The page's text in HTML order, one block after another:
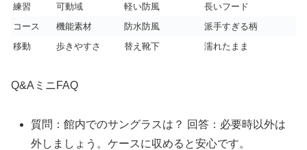
練習
可動域 軽い防風
長いフード
コース
機能素材 防水防風
派手すぎる柄
移動
歩きやすさ 替え靴下 濡れたまま
Q&AミニFAQ
質問：館内でのサングラスは？ 回答：必要時以外は
外しましょう。ケースに収めると安心です。